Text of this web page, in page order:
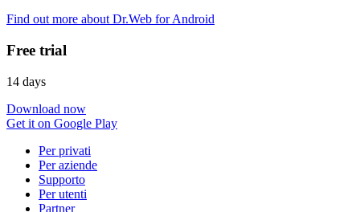
Find out more about Dr.Web for Android
Free trial
14 days
Download now
Get it on Google Play
Per privati
Per aziende
Supporto
Per utenti
Partner